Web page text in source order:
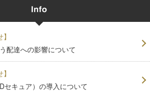
配達への影響について
セキュア）の導入について